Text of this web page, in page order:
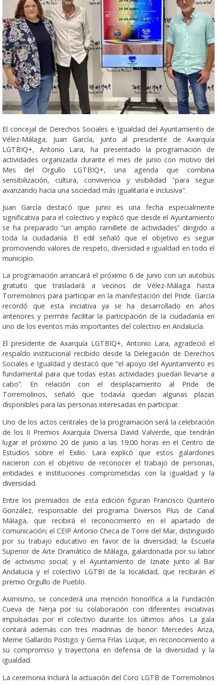
El concejal de Derechos Sociales e Igualdad del Ayuntamiento de
Vélez-Málaga, Juan García, junto al presidente de Axarquía
LGTBIQ+, Antonio Lara, ha presentado la programación de
actividades organizada durante el mes de junio con motivo del
Mes del Orgullo LGTBIQ+, una agenda que combina
sensibilización, cultura, convivencia y visibilidad "para seguir
avanzando hacia una sociedad más igualitaria e inclusiva".
Juan García destacó que junio es una fecha especialmente
significativa para el colectivo y explicó que desde el Ayuntamiento
se ha preparado “un amplio ramillete de actividades” dirigido a
toda la ciudadanía. El edil señaló que el objetivo es seguir
promoviendo valores de respeto, diversidad e igualdad en todo el
municipio.
La programación arrancará el próximo 6 de junio con un autobús
gratuito que trasladará a vecinos de Vélez-Málaga hasta
Torremolinos para participar en la manifestación del Pride. García
recordó que esta iniciativa ya se ha desarrollado en años
anteriores y permite facilitar la participación de la ciudadanía en
uno de los eventos más importantes del colectivo en Andalucía.
El presidente de Axarquía LGTBIQ+, Antonio Lara, agradeció el
respaldo institucional recibido desde la Delegación de Derechos
Sociales e Igualdad y destacó que “el apoyo del Ayuntamiento es
fundamental para que todas estas actividades puedan llevarse a
cabo”. En relación con el desplazamiento al Pride de
Torremolinos, señaló que todavía quedan algunas plazas
disponibles para las personas interesadas en participar.
Uno de los actos centrales de la programación será la celebración
de los II Premios Axarquía Diversa David Valverde, que tendrán
lugar el próximo 20 de junio a las 19:00 horas en el Centro de
Estudios sobre el Exilio. Lara explicó que estos galardones
nacieron con el objetivo de reconocer el trabajo de personas,
entidades e instituciones comprometidas con la igualdad y la
diversidad.
Entre los premiados de esta edición figuran Francisco Quintero
González, responsable del programa Diversos Plus de Canal
Málaga, que recibirá el reconocimiento en el apartado de
comunicación; el CEIP Antonio Checa de Torre del Mar, distinguido
por su trabajo educativo en favor de la diversidad; la Escuela
Superior de Arte Dramático de Málaga, galardonada por su labor
de activismo social; y el Ayuntamiento de Iznate junto al Bar
Andalucía y el colectivo LGTBI de la localidad, que recibirán el
premio Orgullo de Pueblo.
Asimismo, se concederá una mención honorífica a la Fundación
Cueva de Nerja por su colaboración con diferentes iniciativas
impulsadas por el colectivo durante los últimos años. La gala
contará además con tres madrinas de honor: Mercedes Ariza,
Meme Gallardo Postigo y Gema Frías Luque, en reconocimiento a
su compromiso y trayectoria en defensa de la diversidad y la
igualdad.
La ceremonia incluirá la actuación del Coro LGTB de Torremolinos